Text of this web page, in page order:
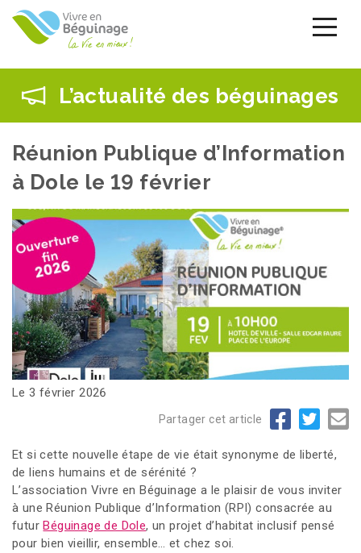
Aller
contenu
L’actualité des béguinages
Réunion Publique d’Information
à Dole le 19 février
Le 3 février 2026
Partager cet article
Et si cette nouvelle étape de vie était synonyme de liberté,
de liens humains et de sérénité ?
L’association Vivre en Béguinage a le plaisir de vous inviter
à une Réunion Publique d’Information (RPI) consacrée au
futurBéguinage de Dole, un projet d’habitat inclusif pensé
pour bien vieillir, ensemble… et chez soi.